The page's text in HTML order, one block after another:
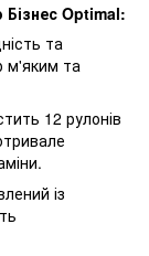
Бізнес Optimal:
та
м'яким та
12 рулонів
із